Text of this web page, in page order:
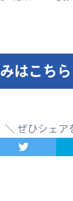
はこちら
＼ ぜひシェア